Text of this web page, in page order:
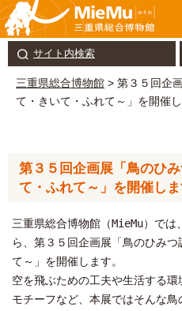
サイト内検索
三重県総合博物館 > 第３５回企
て・きいて・ふれて～」を開催
第３５回企画展「鳥のひ
て・ふれて～」を開催し
三重県総合博物館（MieMu）で
ら、第３５回企画展「鳥のひみ
て～」を開催します。
空を飛ぶための工夫や生活する
モチーフなど、本展ではそんな